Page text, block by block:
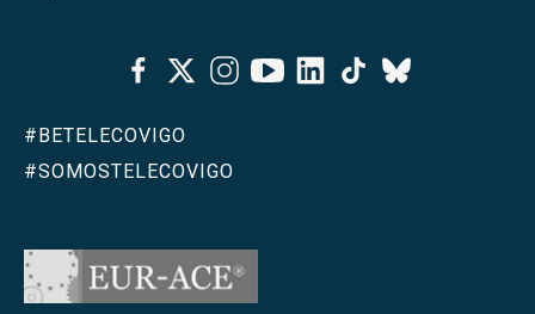
FacebookTwitterInstagramYoutubeLinkedinTiktok
Bluesky
#BETELECOVIGO
#SOMOSTELECOVIGO